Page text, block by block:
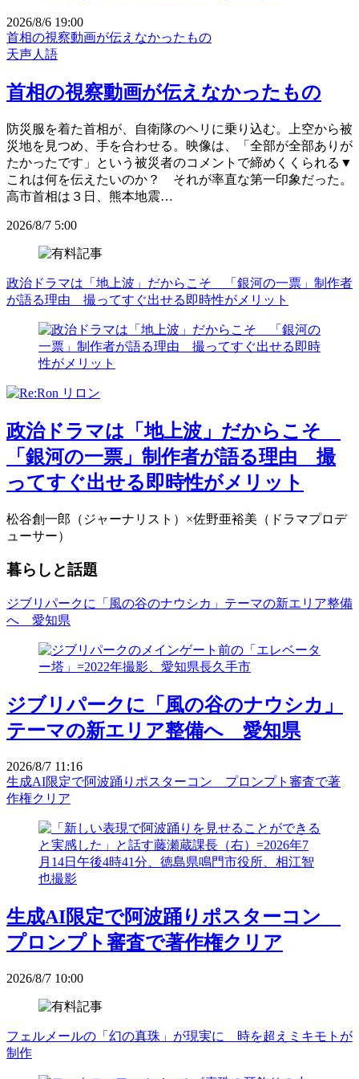
2026/8/6 19:00
首相の視察動画が伝えなかったもの
天声人語
首相の視察動画が伝えなかったもの
防災服を着た首相が、自衛隊のヘリに乗り込む。上空から被
災地を見つめ、手を合わせる。映像は、「全部が全部ありが
たかったです」という被災者のコメントで締めくくられる▼
これは何を伝えたいのか？ それが率直な第一印象だった。
高市首相は３日、熊本地震…
2026/8/7 5:00
政治ドラマは「地上波」だからこそ 「銀河の一票」制作者
が語る理由 撮ってすぐ出せる即時性がメリット
政治ドラマは「地上波」だからこそ
「銀河の一票」制作者が語る理由 撮
ってすぐ出せる即時性がメリット
松谷創一郎（ジャーナリスト）×佐野亜裕美（ドラマプロデ
ューサー）
暮らしと話題
ジブリパークに「風の谷のナウシカ」テーマの新エリア整備
へ 愛知県
ジブリパークに「風の谷のナウシカ」
テーマの新エリア整備へ 愛知県
2026/8/7 11:16
生成AI限定で阿波踊りポスターコン プロンプト審査で著
作権クリア
生成AI限定で阿波踊りポスターコン
プロンプト審査で著作権クリア
2026/8/7 10:00
フェルメールの「幻の真珠」が現実に 時を超えミキモトが
制作